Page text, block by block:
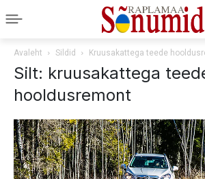
Avaleht Sildid Kruusakattega teede
Silt: kruusakattega
hooldusremont